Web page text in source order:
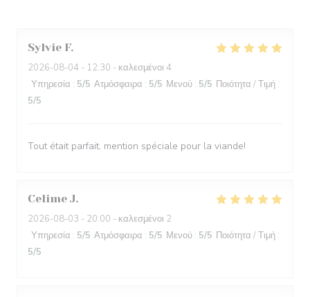
Sylvie F
2026-08-04 - 12:30 - καλεσμένοι 4
Υπηρεσία : 5/5 Ατμόσφαιρα : 5/5 Μενού : 5/5 Ποιότητα / Τιμή :
5/5
Tout était parfait, mention spéciale pour la viande!
Celime J
2026-08-03 - 20:00 - καλεσμένοι 2
Υπηρεσία : 5/5 Ατμόσφαιρα : 5/5 Μενού : 5/5 Ποιότητα / Τιμή :
5/5